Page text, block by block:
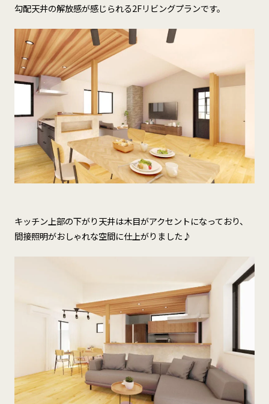
勾配天井の解放感が感じられる2Fリビングプランです。
キッチン上部の下がり天井は木目がアクセントになっており、
間接照明がおしゃれな空間に仕上がりました♪